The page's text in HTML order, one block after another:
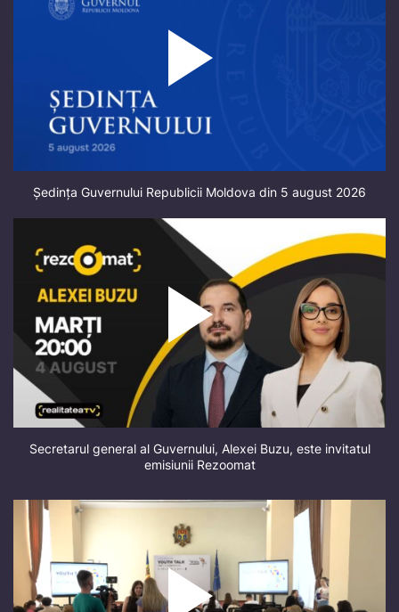
Ședința Guvernului Republicii Moldova din 5 august 2026
Secretarul general al Guvernului, Alexei Buzu, este invitatul
emisiunii Rezoomat